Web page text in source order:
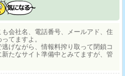
会社名、電話番号、メールアド、住
てますよ。
げながら、情報料搾り取って閉鎖コ
たなサイト準備中とみてますが、管